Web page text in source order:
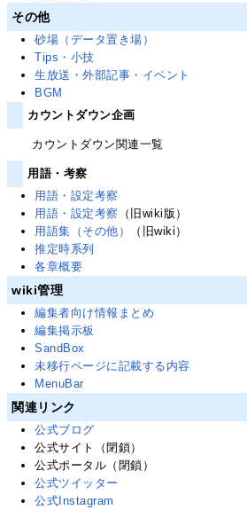
その他
砂場（データ置き場）
Tips・小技
生放送・外部記事・イベント
BGM
カウントダウン企画
カウントダウン関連一覧
用語・考察
用語・設定考察
用語・設定考察
（旧wiki版）
用語集（その他）
（旧wiki）
推定時系列
各章概要
wiki管理
編集者向け情報まとめ
編集掲示板
SandBox
未移行ページに記載する内容
MenuBar
関連リンク
公式ブログ
公式サイト（閉鎖）
公式ポータル（閉鎖）
公式ツイッター
公式Instagram